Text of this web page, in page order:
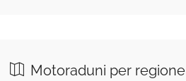
Motoraduni per regione